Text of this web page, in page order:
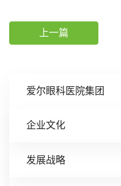
爱尔眼科医院集团
企业文化
发展战略
上一篇